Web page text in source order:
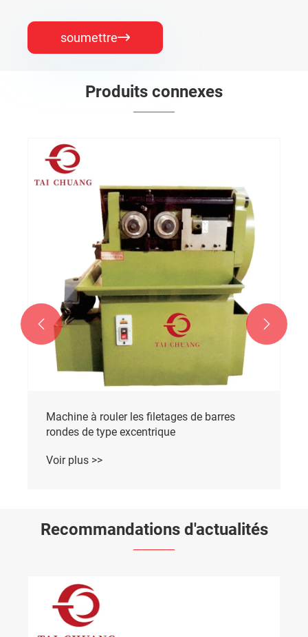
soumettre
Produits connexes
Machine à rouler les filetages de barres
rondes de type excentrique
Voir plus >>
 
Recommandations d'actualités